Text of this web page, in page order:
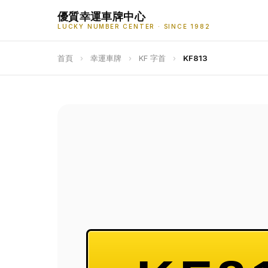
優質幸運車牌中心
LUCKY NUMBER CENTER · SINCE 1982
首頁 › 幸運車牌 › KF 字首 › KF813